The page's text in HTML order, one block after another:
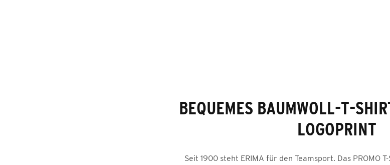
BEQUEMES BAUMWOLL-T-
OGOPRINT
Seit 1900 steht ERIMA für den Teamsport. Das PROMO